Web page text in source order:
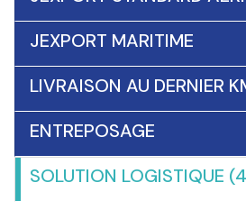
JEXPORT MARITIME
LIVRAISON AU DERNIER
ENTREPOSAGE
SOLUTION LOGISTIQUE